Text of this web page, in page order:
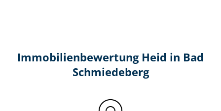
Immobilien­bewertung Heid in Bad
Schmiedeberg